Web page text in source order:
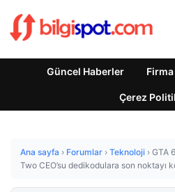
Güncel Haberler
Çerez
Ana sayfa › Forumlar › Teknoloji › GTA
Two CEO’su dedikodulara son noktayı